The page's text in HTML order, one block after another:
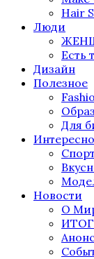
Hair
Люди
Есть
Дизайн
Полезное
Для
Спорт
Новости
О